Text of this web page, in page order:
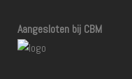
Aangesloten bij CBM